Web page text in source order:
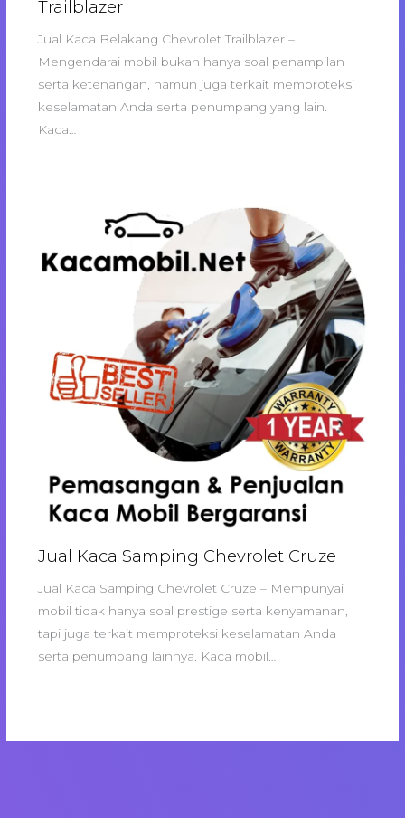
Trailblazer
Jual Kaca Belakang Chevrolet Trailblazer –
Mengendarai mobil bukan hanya soal penampilan
serta ketenangan, namun juga terkait memproteksi
keselamatan Anda serta penumpang yang lain.
Kaca…
Jual Kaca Samping Chevrolet Cruze
Jual Kaca Samping Chevrolet Cruze – Mempunyai
mobil tidak hanya soal prestige serta kenyamanan,
tapi juga terkait memproteksi keselamatan Anda
serta penumpang lainnya. Kaca mobil…